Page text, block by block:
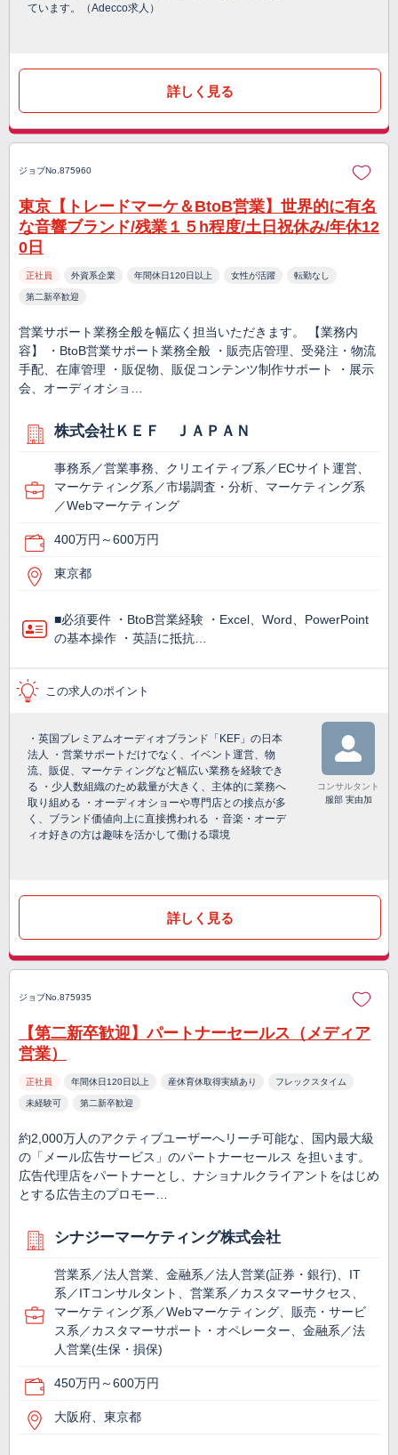
ています。（Adecco求人）
詳しく見る
ジョブNo.875960
東京【トレードマーケ＆BtoB営業】世界的に有名
な音響ブランド/残業１５h程度/土日祝休み/年休12
0日
正社員 外資系企業 年間休日120日以上 女性が活躍 転勤なし
第二新卒歓迎
営業サポート業務全般を幅広く担当いただきます。 【業務内
容】 ・BtoB営業サポート業務全般 ・販売店管理、受発注・物流
手配、在庫管理 ・販促物、販促コンテンツ制作サポート ・展示
会、オーディオショ…
株式会社ＫＥＦ ＪＡＰＡＮ
事務系／営業事務、クリエイティブ系／ECサイト運営、
マーケティング系／市場調査・分析、マーケティング系
／Webマーケティング
400万円～600万円
東京都
■必須要件 ・BtoB営業経験 ・Excel、Word、PowerPoint
の基本操作 ・英語に抵抗…
この求人のポイント
・英国プレミアムオーディオブランド「KEF」の日本
法人 ・営業サポートだけでなく、イベント運営、物
流、販促、マーケティングなど幅広い業務を経験でき
る ・少人数組織のため裁量が大きく、主体的に業務へ
取り組める ・オーディオショーや専門店との接点が多
く、ブランド価値向上に直接携われる ・音楽・オーデ
ィオ好きの方は趣味を活かして働ける環境
コンサルタント
服部 実由加
詳しく見る
ジョブNo.875935
【第二新卒歓迎】パートナーセールス（メディア
営業）
正社員 年間休日120日以上 産休育休取得実績あり フレックスタイム
未経験可 第二新卒歓迎
約2,000万人のアクティブユーザーへリーチ可能な、国内最大級
の「メール広告サービス」のパートナーセールス を担います。
広告代理店をパートナーとし、ナショナルクライアントをはじめ
とする広告主のプロモー…
シナジーマーケティング株式会社
営業系／法人営業、金融系／法人営業(証券・銀行)、IT
系／ITコンサルタント、営業系／カスタマーサクセス、
マーケティング系／Webマーケティング、販売・サービ
ス系／カスタマーサポート・オペレーター、金融系／法
人営業(生保・損保)
450万円～600万円
大阪府、東京都